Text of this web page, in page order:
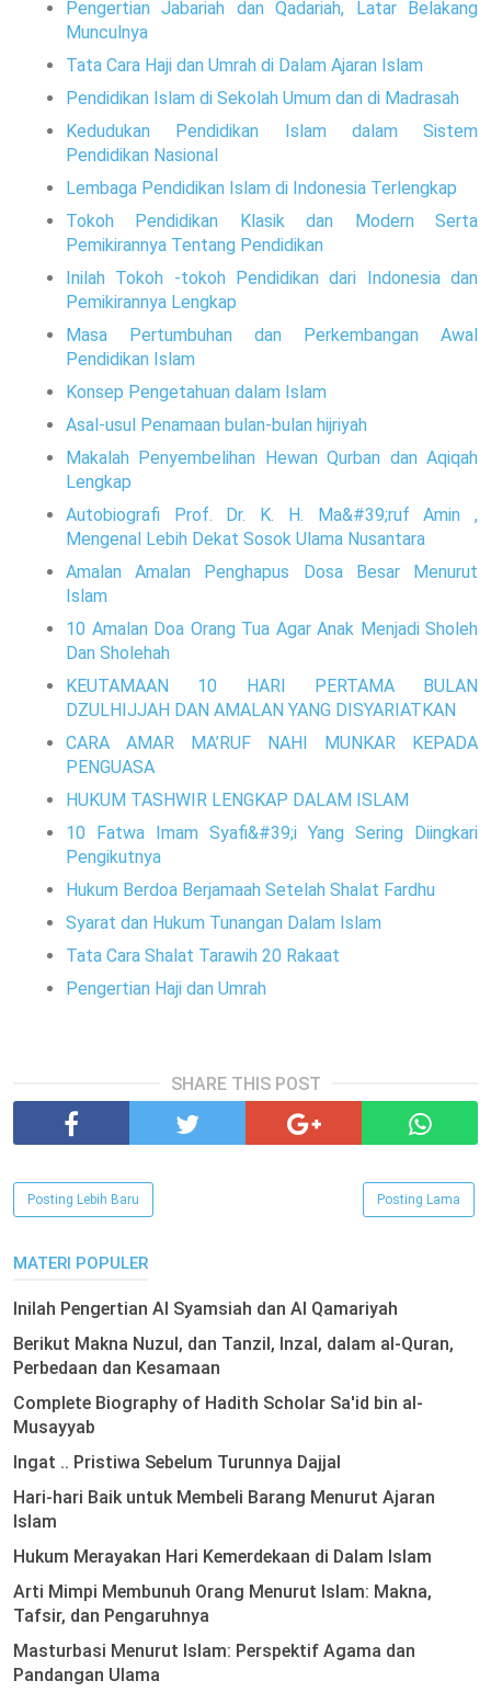
Pengertian Jabariah dan Qadariah, Latar Belakang
Munculnya
Tata Cara Haji dan Umrah di Dalam Ajaran Islam
Pendidikan Islam di Sekolah Umum dan di Madrasah
Kedudukan Pendidikan Islam dalam Sistem
Pendidikan Nasional
Lembaga Pendidikan Islam di Indonesia Terlengkap
Tokoh Pendidikan Klasik dan Modern Serta
Pemikirannya Tentang Pendidikan
Inilah Tokoh -tokoh Pendidikan dari Indonesia dan
Pemikirannya Lengkap
Masa Pertumbuhan dan Perkembangan Awal
Pendidikan Islam
Konsep Pengetahuan dalam Islam
Asal-usul Penamaan bulan-bulan hijriyah
Makalah Penyembelihan Hewan Qurban dan Aqiqah
Lengkap
Autobiografi Prof. Dr. K. H. Ma&#39;ruf Amin ,
Mengenal Lebih Dekat Sosok Ulama Nusantara
Amalan Amalan Penghapus Dosa Besar Menurut
Islam
10 Amalan Doa Orang Tua Agar Anak Menjadi Sholeh
Dan Sholehah
KEUTAMAAN 10 HARI PERTAMA BULAN
DZULHIJJAH DAN AMALAN YANG DISYARIATKAN
CARA AMAR MA’RUF NAHI MUNKAR KEPADA
PENGUASA
HUKUM TASHWIR LENGKAP DALAM ISLAM
10 Fatwa Imam Syafi&#39;i Yang Sering Diingkari
Pengikutnya
Hukum Berdoa Berjamaah Setelah Shalat Fardhu
Syarat dan Hukum Tunangan Dalam Islam
Tata Cara Shalat Tarawih 20 Rakaat
Pengertian Haji dan Umrah
SHARE THIS POST
Posting Lebih Baru Posting Lama
MATERI POPULER
Inilah Pengertian Al Syamsiah dan Al Qamariyah
Berikut Makna Nuzul, dan Tanzil, Inzal, dalam al-Quran,
Perbedaan dan Kesamaan
Complete Biography of Hadith Scholar Sa'id bin al-
Musayyab
Ingat .. Pristiwa Sebelum Turunnya Dajjal
Hari-hari Baik untuk Membeli Barang Menurut Ajaran
Islam
Hukum Merayakan Hari Kemerdekaan di Dalam Islam
Arti Mimpi Membunuh Orang Menurut Islam: Makna,
Tafsir, dan Pengaruhnya
Masturbasi Menurut Islam: Perspektif Agama dan
Pandangan Ulama